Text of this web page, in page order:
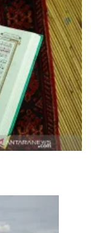
latin dan